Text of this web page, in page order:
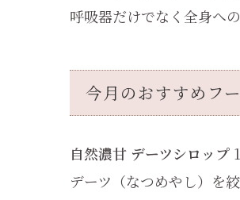
呼吸器だけでなく全身へ
今月のおすすめフ
自然濃甘 デーツシロップ
デーツ（なつめやし）を